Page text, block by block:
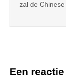
zal de
Een